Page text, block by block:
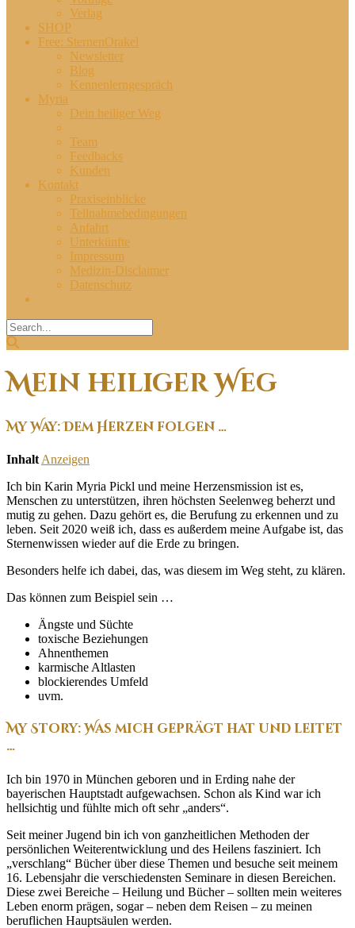
Verlag
SHOP
Free: SternenOrakel
Newsletter
Blog
Kennenlerngespräch
Myria
Dein heiliger Weg
Team
Feedbacks
Kunden
Kontakt
Praxiseinblicke
Teilnahmebedingungen
Anfahrt
Unterkünfte
Impressum
Medizin-Disclaimer
Datenschutz
Mein heiliger Weg
My Way: Dem Herzen folgen …
Inhalt Anzeigen
Ich bin Karin Myria Pickl und meine Herzensmission ist es,
Menschen zu unterstützen, ihren höchsten Seelenweg beherzt und
mutig zu gehen. Dazu gehört es, die Berufung zu erkennen und zu
leben. Seit 2020 weiß ich, dass es außerdem meine Aufgabe ist, das
Sternenwissen wieder auf die Erde zu bringen.
Besonders helfe ich dabei, das, was diesem im Weg steht, zu klären.
Das können zum Beispiel sein …
Ängste und Süchte
toxische Beziehungen
Ahnenthemen
karmische Altlasten
blockierendes Umfeld
uvm.
My Story: Was mich geprägt hat und leitet
…
Ich bin 1970 in München geboren und in Erding nahe der
bayerischen Hauptstadt aufgewachsen. Schon als Kind war ich
hellsichtig und fühlte mich oft sehr „anders“.
Seit meiner Jugend bin ich von ganzheitlichen Methoden der
persönlichen Weiterentwicklung und des Heilens fasziniert. Ich
„verschlang“ Bücher über diese Themen und besuche seit meinem
16. Lebensjahr die verschiedensten Seminare in diesen Bereichen.
Diese zwei Bereiche – Heilung und Bücher – sollten mein weiteres
Leben enorm prägen, sogar – neben dem Reisen – zu meinen
beruflichen Hauptsäulen werden.